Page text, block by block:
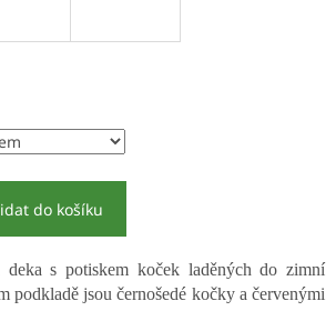
do košíku
deka s potiskem koček laděných do zimní
podkladě jsou černošedé kočky a červenými